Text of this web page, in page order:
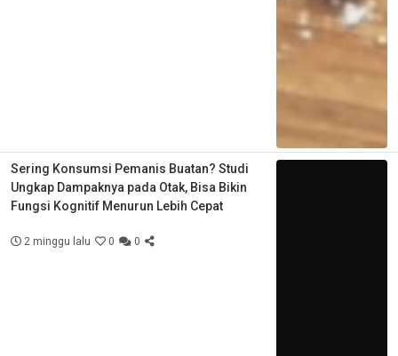
Sering Konsumsi Pemanis Buatan? Studi
Ungkap Dampaknya pada Otak, Bisa Bikin
Fungsi Kognitif Menurun Lebih Cepat
2 minggu lalu 0 0